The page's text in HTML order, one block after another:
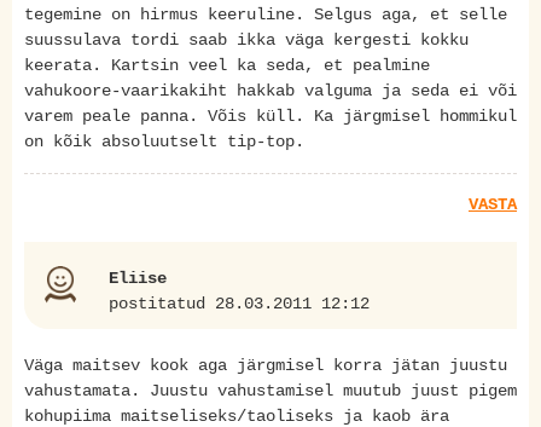
tegemine on hirmus keeruline. Selgus aga, et selle
suussulava tordi saab ikka väga kergesti kokku
keerata. Kartsin veel ka seda, et pealmine
vahukoore-vaarikakiht hakkab valguma ja seda ei või
varem peale panna. Võis küll. Ka järgmisel hommikul
on kõik absoluutselt tip-top.
VASTA
Eliise
postitatud 28.03.2011 12:12
Väga maitsev kook aga järgmisel korra jätan juustu
vahustamata. Juustu vahustamisel muutub juust pigem
kohupiima maitseliseks/taoliseks ja kaob ära